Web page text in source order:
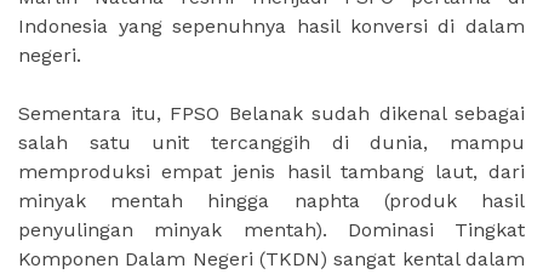
Indonesia yang sepenuhnya hasil konversi di dalam
negeri.
Sementara itu, FPSO Belanak sudah dikenal sebagai
salah satu unit tercanggih di dunia, mampu
memproduksi empat jenis hasil tambang laut, dari
minyak mentah hingga naphta (produk hasil
penyulingan minyak mentah). Dominasi Tingkat
Komponen Dalam Negeri (TKDN) sangat kental dalam